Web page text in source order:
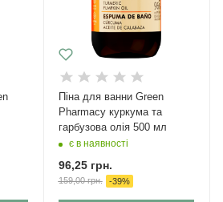
Піна для ванни Green
Pharmacy куркума та
гарбузова олія 500 мл
є в наявності
96,25грн.
159,00грн. -39%